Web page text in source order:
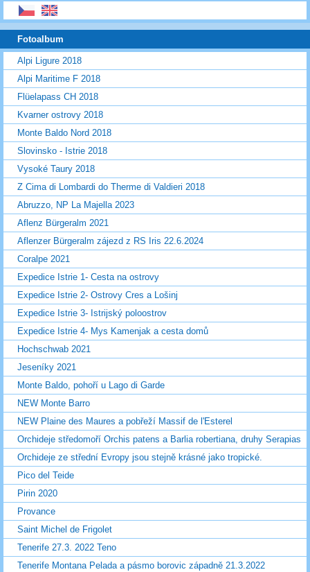
Fotoalbum
Alpi Ligure 2018
Alpi Maritime F 2018
Flüelapass CH 2018
Kvarner ostrovy 2018
Monte Baldo Nord 2018
Slovinsko - Istrie 2018
Vysoké Taury 2018
Z Cima di Lombardi do Therme di Valdieri 2018
Abruzzo, NP La Majella 2023
Aflenz Bürgeralm 2021
Aflenzer Bürgeralm zájezd z RS Iris 22.6.2024
Coralpe 2021
Expedice Istrie 1- Cesta na ostrovy
Expedice Istrie 2- Ostrovy Cres a Lošinj
Expedice Istrie 3- Istrijský poloostrov
Expedice Istrie 4- Mys Kamenjak a cesta domů
Hochschwab 2021
Jeseníky 2021
Monte Baldo, pohoří u Lago di Garde
NEW Monte Barro
NEW Plaine des Maures a pobřeží Massif de l'Esterel
Orchideje středomoří Orchis patens a Barlia robertiana, druhy Serapias
Orchideje ze střední Evropy jsou stejně krásné jako tropické.
Pico del Teide
Pirin 2020
Provance
Saint Michel de Frigolet
Tenerife 27.3. 2022 Teno
Tenerife Montana Pelada a pásmo borovic západně 21.3.2022